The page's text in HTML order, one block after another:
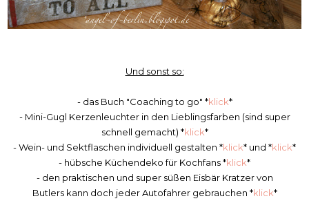
Und sonst so:
- das Buch "Coaching to go" *klick*
- Mini-Gugl Kerzenleuchter in den Lieblingsfarben (sind super
schnell gemacht) *klick*
- Wein- und Sektflaschen individuell gestalten *klick* und *klick*
- hübsche Küchendeko für Kochfans *klick*
- den praktischen und super süßen Eisbär Kratzer von
Butlers kann doch jeder Autofahrer gebrauchen *klick*